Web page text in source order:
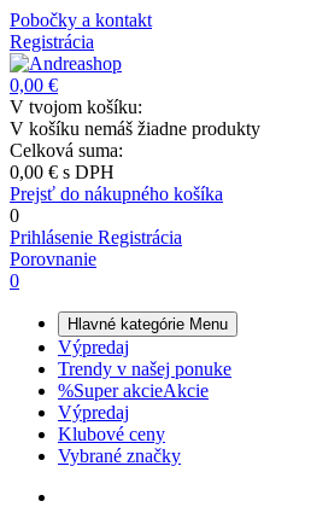
Pobočky a kontakt
Registrácia
0,00 €
V tvojom košíku:
V košíku nemáš žiadne produkty
Celková suma:
0,00 € s DPH
Prejsť do nákupného košíka
0
Prihlásenie Registrácia
Porovnanie
0
Hlavné kategórie Menu
Výpredaj
Trendy v našej ponuke
%Super akcieAkcie
Výpredaj
Klubové ceny
Vybrané značky